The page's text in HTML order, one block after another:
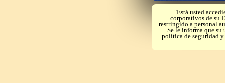
"Está usted
corporativos de su
restringido a personal
Se le informa que su
política de seguridad y